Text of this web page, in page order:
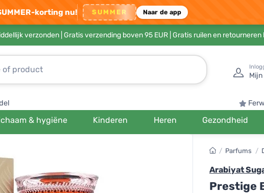
korting nu! SUMMER Naar de app
verzonden | Gratis verzending boven 95 EUR| Gratis ruilen en retourneren
& hygiëne Kinderen Heren Gezondheid
/ Parfums /
Arabiyat
Prestige